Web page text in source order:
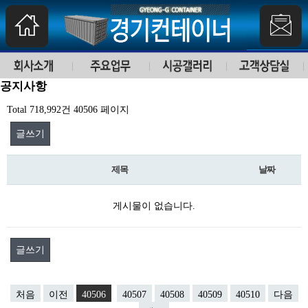
공지사항
Total 718,992건 40506 페이지
글쓰기
제목 날짜
게시물이 없습니다.
글쓰기
처음 이전 40506 40507 40508 40509 40510
다음